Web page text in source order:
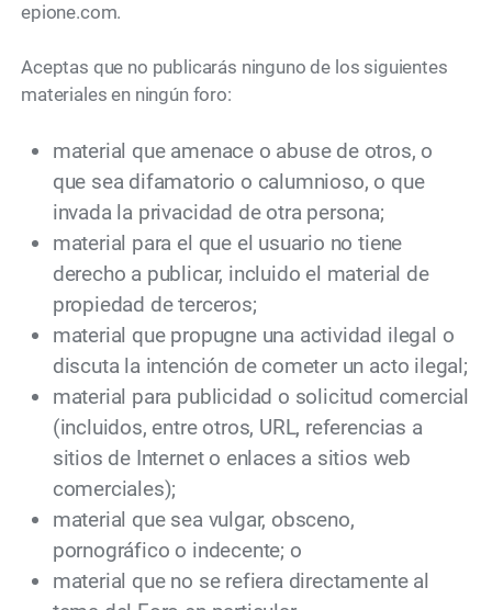
epione.com.
Aceptas que no publicarás ninguno de los siguientes
materiales en ningún foro:
material que amenace o abuse de otros, o
que sea difamatorio o calumnioso, o que
invada la privacidad de otra persona;
material para el que el usuario no tiene
derecho a publicar, incluido el material de
propiedad de terceros;
material que propugne una actividad ilegal o
discuta la intención de cometer un acto ilegal;
material para publicidad o solicitud comercial
(incluidos, entre otros, URL, referencias a
sitios de Internet o enlaces a sitios web
comerciales);
material que sea vulgar, obsceno,
pornográfico o indecente; o
material que no se refiera directamente al